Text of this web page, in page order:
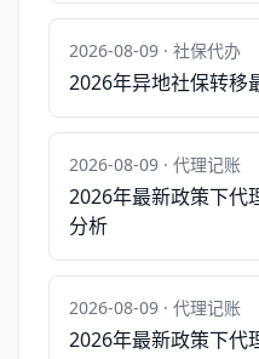
2026-08-09 · 社保代办
2026年异地社保转移
2026-08-09 · 代理记账
2026年最新政策下代
分析
2026-08-09 · 代理记账
2026年最新政策下代